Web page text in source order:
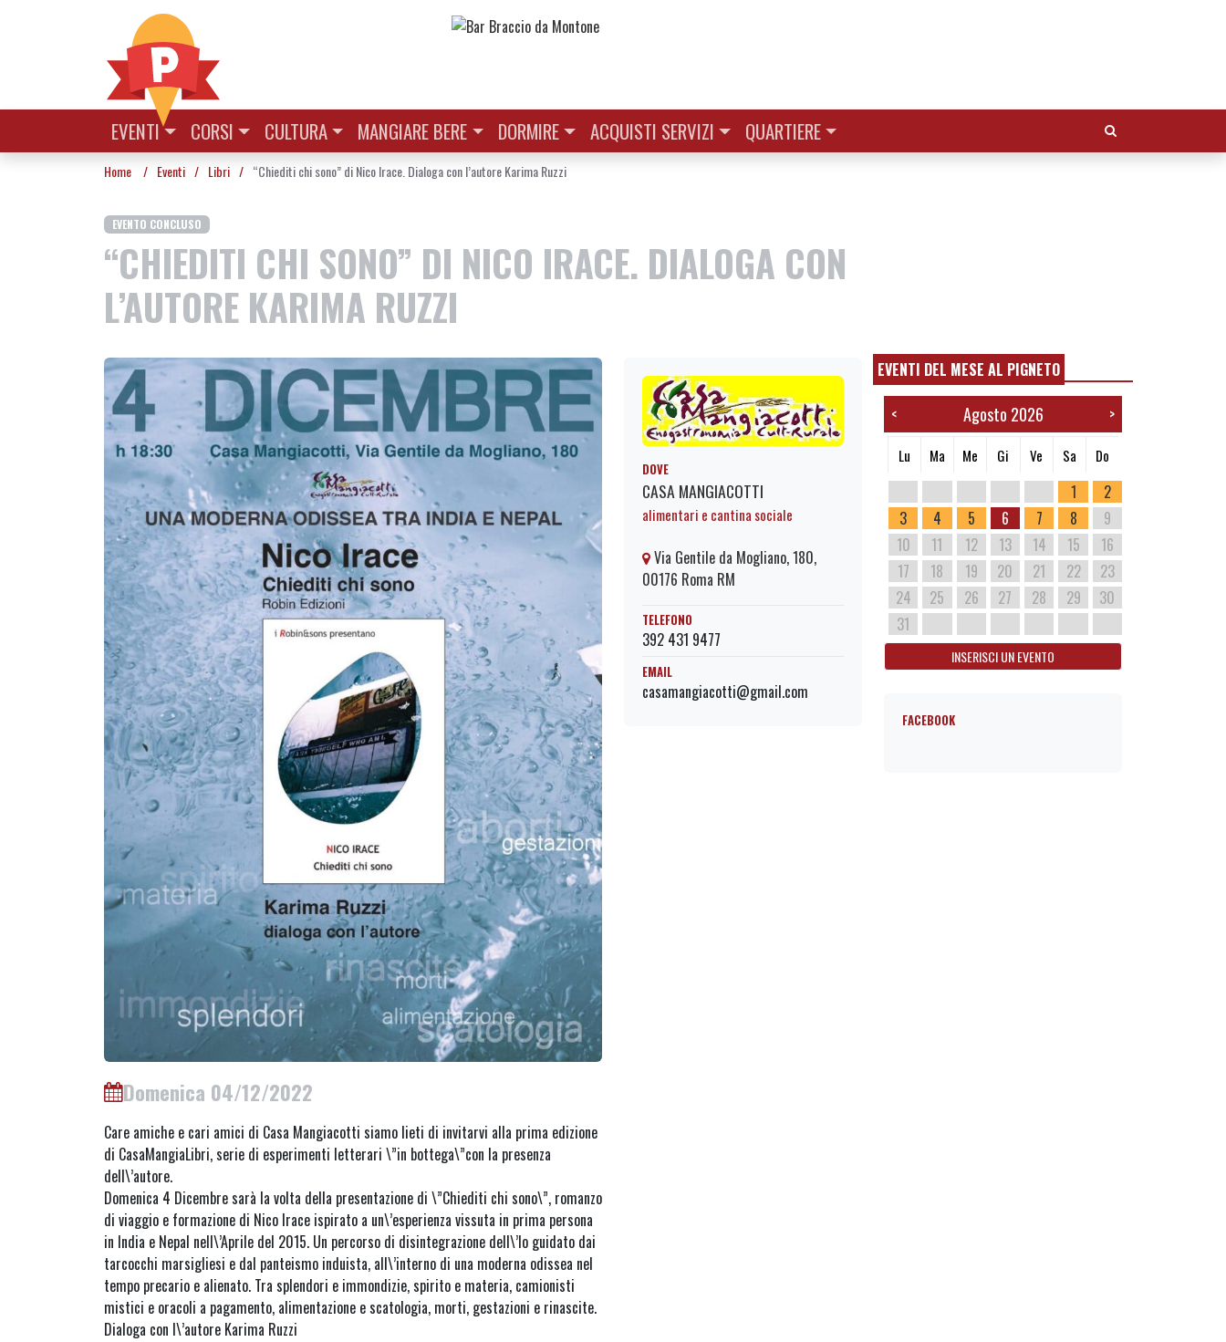
EVENTI CORSI CULTURA MANGIARE BERE DORMIRE ACQUISTI SERVIZI QUARTIERE Cerca:
Home / Eventi / Libri / “Chiediti chi sono” di Nico Irace. Dialoga con l’autore Karima Ruzzi
EVENTO CONCLUSO
“CHIEDITI CHI SONO” DI NICO IRACE. DIALOGA CON
L’AUTORE KARIMA RUZZI
Domenica 04/12/2022
Care amiche e cari amici di Casa Mangiacotti siamo lieti di invitarvi alla prima edizione
di CasaMangiaLibri, serie di esperimenti letterari \”in bottega\”con la presenza
dell\’autore.
Domenica 4 Dicembre sarà la volta della presentazione di \”Chiediti chi sono\”, romanzo
di viaggio e formazione di Nico Irace ispirato a un\’esperienza vissuta in prima persona
in India e Nepal nell\’Aprile del 2015. Un percorso di disintegrazione dell\’Io guidato dai
tarcocchi marsigliesi e dal panteismo induista, all\’interno di una moderna odissea nel
tempo precario e alienato. Tra splendori e immondizie, spirito e materia, camionisti
mistici e oracoli a pagamento, alimentazione e scatologia, morti, gestazioni e rinascite.
Dialoga con l\’autore Karima Ruzzi
DOVE
CASA MANGIACOTTI
alimentari e cantina sociale
Via Gentile da Mogliano, 180,
00176 Roma RM
TELEFONO
392 431 9477
EMAIL
casamangiacotti@gmail.com
EVENTI DEL MESE AL PIGNETO
< Agosto 2026 >
Lu Ma Me Gi Ve Sa Do
1
2
3
4 5 6 7 8
9
10
11 12 13 14 15
16
17
18 19 20 21 22
23
24
25 26 27 28 29
30
31
INSERISCI UN EVENTO
FACEBOOK